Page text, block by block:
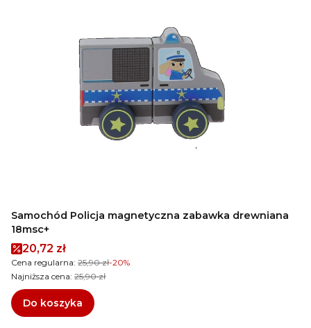
Samochód Policja magnetyczna zabawka drewniana
18msc+
Cena promocyjna
20,72 zł
Cena regularna: 25,90 zł-20%
Najniższa cena: 25,90 zł
Do koszyka